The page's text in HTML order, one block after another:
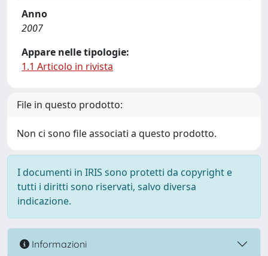
Anno
2007
Appare nelle tipologie:
1.1 Articolo in rivista
File in questo prodotto:
Non ci sono file associati a questo prodotto.
I documenti in IRIS sono protetti da copyright e
tutti i diritti sono riservati, salvo diversa
indicazione.
Informazioni